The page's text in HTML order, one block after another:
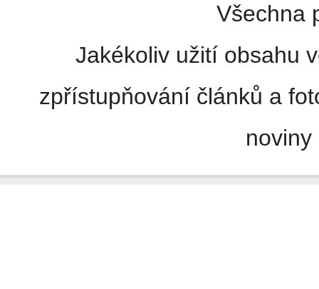
Všechna
Jakékoliv užití obsahu
zpřístupňování článků a